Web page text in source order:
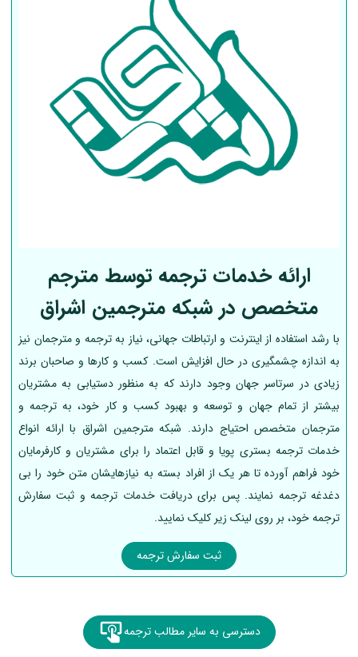
ارائه خدمات ترجمه توسط مترجم
متخصص در شبکه مترجمین اشراق
با رشد استفاده از اینترنت و ارتباطات جهانی، نیاز به ترجمه و مترجمان نیز
به اندازه چشمگیری در حال افزایش است. کسب و کارها و صاحبان برند
زیادی در سرتاسر جهان وجود دارند که به منظور دستیابی به مشتریان
بیشتر از تمام جهان و توسعه و بهبود کسب و کار خود، به ترجمه و
مترجمان متخصص احتیاج دارند. شبکه مترجمین اشراق با ارائه انواع
خدمات ترجمه بستری پویا و قابل اعتماد را برای مشتریان و کارفرمایان
خود فراهم آورده تا هر یک از افراد بسته به نیازهایشان متن خود را بی
دغدغه ترجمه نمایند. پس برای دریافت خدمات ترجمه و ثبت سفارش
ترجمه خود، بر روی لینک زیر کلیک نمایید.
ثبت سفارش ترجمه
دسترسی به سایر مطالب ترجمه